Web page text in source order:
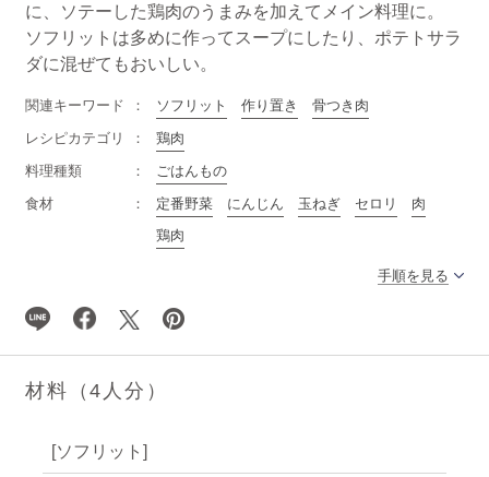
に、ソテーした鶏肉のうまみを加えてメイン料理に。
ソフリットは多めに作ってスープにしたり、ポテトサラ
ダに混ぜてもおいしい。
関連キーワード ソフリット 作り置き
骨つき肉
レシピカテゴリ
鶏肉
料理種類
ごはんもの
食材
定番野菜 にんじん 玉ねぎ セロリ
肉
鶏肉
手順を見る
材料（4人分）
[ソフリット]